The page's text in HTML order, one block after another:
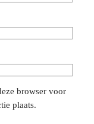
browser voor
plaats.